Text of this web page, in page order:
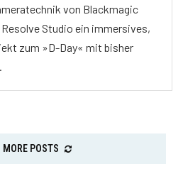
von Blackmagic
Studio ein immersives,
zum »D-Day« mit bisher
MORE POSTS